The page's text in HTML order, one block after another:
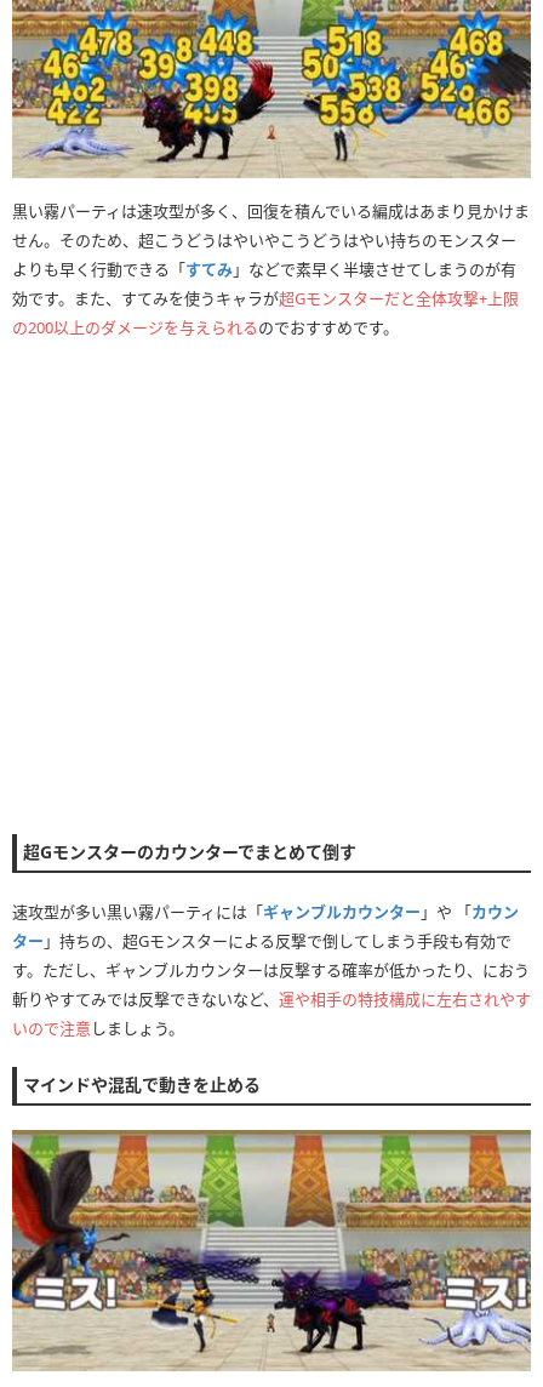
黒い霧パーティは速攻型が多く、回復を積んでいる編成はあまり見かけま
せん。そのため、超こうどうはやいやこうどうはやい持ちのモンスター
よりも早く行動できる「すてみ」などで素早く半壊させてしまうのが有
効です。また、すてみを使うキャラが超Gモンスターだと全体攻撃+上限
の200以上のダメージを与えられるのでおすすめです。
超Gモンスターのカウンターでまとめて倒す
速攻型が多い黒い霧パーティには「ギャンブルカウンター 」や 「カウン
ター 」持ちの、超Gモンスターによる反撃で倒してしまう手段も有効で
す。ただし、ギャンブルカウンターは反撃する確率が低かったり、におう
斬りやすてみでは反撃できないなど、 運や相手の特技構成に左右されやす
いので注意 しましょう。
マインドや混乱で動きを止める